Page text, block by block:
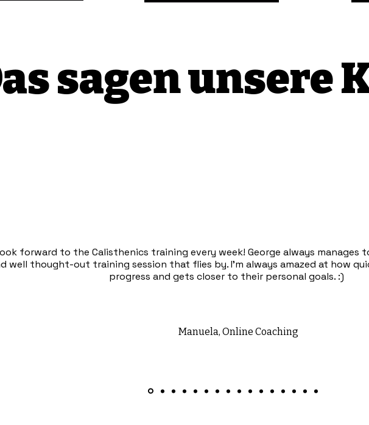
sagen unsere
forward to the Calisthenics training every week! George always manages
well thought-out training session that flies by. I'm always amazed at how
progress and gets closer to their personal goals. :)
Manuela, Online Coaching